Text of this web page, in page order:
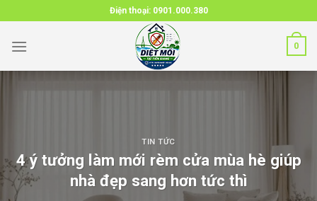
to
content
Điện thoại: 0901.000.380
0
TIN TỨC
4 ý tưởng làm mới rèm cửa mùa hè giúp
nhà đẹp sang hơn tức thì